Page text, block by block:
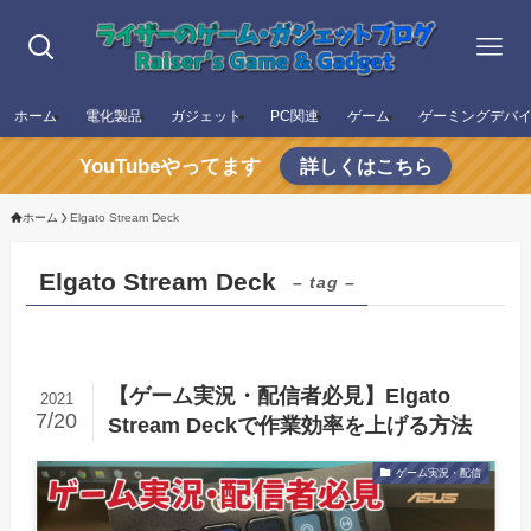
ホーム 電化製品 ガジェット PC関連 ゲーム ゲーミングデバ
YouTubeやってます 詳しくはこちら
ホーム Elgato Stream Deck
Elgato Stream Deck – tag –
【ゲーム実況・配信者必見】Elgato
Stream Deckで作業効率を上げる方法
2021
7/20
ゲーム実況・配信